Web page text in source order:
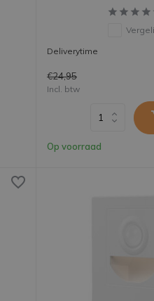
Deliverytime
€24,95
Incl. btw
Op voorraad